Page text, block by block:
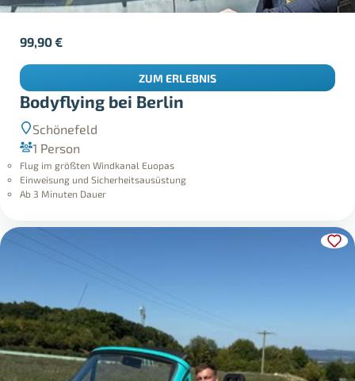
Bodyflying bei Berlin
Schönefeld
1 Person
Flug im größten Windkanal Euopas
Einweisung und Sicherheitsausüstung
Ab 3 Minuten Dauer
99,90€
ZUM ERLEBNIS